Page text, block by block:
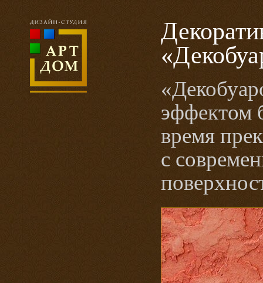
эффектом
время
с